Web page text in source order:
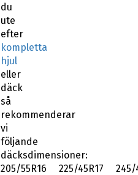
du
ute
efter
kompletta
hjul
eller
däck
så
rekommenderar
vi
följande
däcksdimensioner:
205/55R16 225/45R17 245/